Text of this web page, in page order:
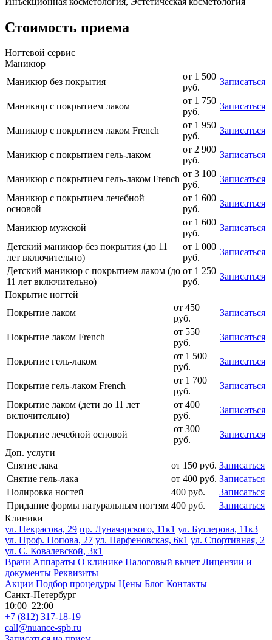
Стоимость приема
Ногтевой сервис
Маникюр
Маникюр без покрытия
от 1 500
руб.
Записаться
Маникюр с покрытием лаком
от 1 750
руб.
Записаться
Маникюр с покрытием лаком French
от 1 950
руб.
Записаться
Маникюр с покрытием гель-лаком
от 2 900
руб.
Записаться
Маникюр с покрытием гель-лаком French
от 3 100
руб.
Записаться
Маникюр с покрытием лечебной
основой
от 1 600
руб.
Записаться
Маникюр мужской
от 1 600
руб.
Записаться
Детский маникюр без покрытия (до 11
лет включительно)
от 1 000
руб.
Записаться
Детский маникюр c покрытием лаком (до
11 лет включительно)
от 1 250
руб.
Записаться
Покрытие ногтей
Покрытие лаком
от 450
руб.
Записаться
Покрытие лаком French
от 550
руб.
Записаться
Покрытие гель-лаком
от 1 500
руб.
Записаться
Покрытие гель-лаком French
от 1 700
руб.
Записаться
Покрытие лаком (дети до 11 лет
включительно)
от 400
руб.
Записаться
Покрытие лечебной основой
от 300
руб.
Записаться
Доп. услуги
Снятие лака
от 150 руб. Записаться
Снятие гель-лака
от 400 руб. Записаться
Полировка ногтей
400 руб.
Записаться
Придание формы натуральным ногтям 400 руб.
Записаться
Клиники
ул. Некрасова, 29 пр. Луначарского, 11к1 ул. Бутлерова, 11к3
ул. Проф. Попова, 27 ул. Парфеновская, 6к1 ул. Спортивная, 2
ул. С. Ковалевской, 3к1
Врачи Аппараты О клинике Налоговый вычет Лицензии и
документы Реквизиты
Акции Подбор процедуры Цены Блог Контакты
Санкт-Петербург
10:00–22:00
+7 (812) 317-18-19
call@nuance-spb.ru